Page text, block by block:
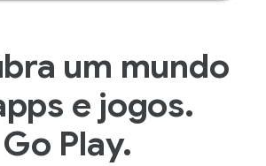
um mundo
e jogos.
Go Play.